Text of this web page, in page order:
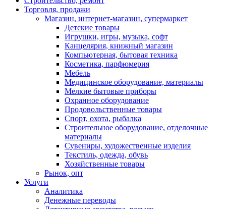
Торговля, продажи
Магазин, интернет-магазин, супермаркет
Детские товары
Игрушки, игры, музыка, софт
Канцелярия, книжный магазин
Компьютерная, бытовая техника
Косметика, парфюмерия
Мебель
Медицинское оборудование, материалы
Мелкие бытовые приборы
Охранное оборудование
Продовольственные товары
Спорт, охота, рыбалка
Строительное оборудование, отделочные
материалы
Сувениры, художественные изделия
Текстиль, одежда, обувь
Хозяйственные товары
Рынок, опт
Услуги
Аналитика
Денежные переводы